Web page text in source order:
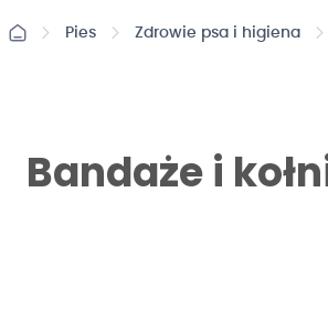
Pies Zdrowie psa i higiena
Bandaże i